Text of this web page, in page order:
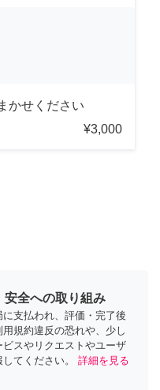
かせください
¥3,000
全への取り組み
支払われ、評価・完了後
規約違反の恐れや、少し
スやリクエストやユーザ
てください。
詳細を見る